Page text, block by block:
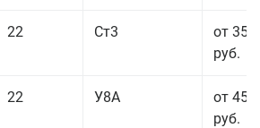
22 Ст3
от 35
руб.
22 У8А
от 45
руб.